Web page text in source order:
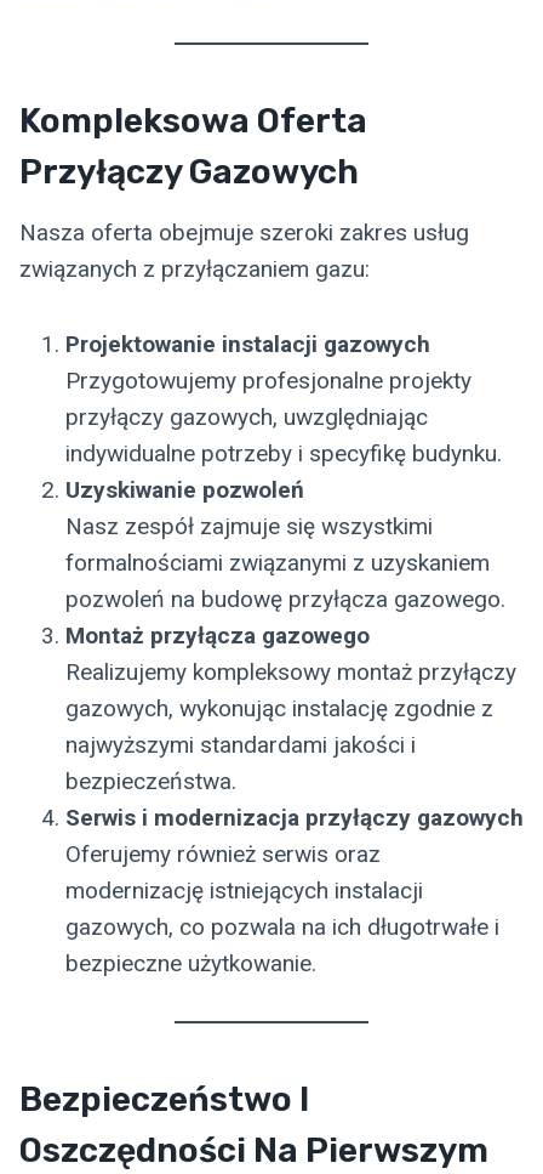
Kompleksowa Oferta
Przyłączy Gazowych
Nasza oferta obejmuje szeroki zakres usług
związanych z przyłączaniem gazu:
Projektowanie instalacji gazowych
Przygotowujemy profesjonalne projekty
przyłączy gazowych, uwzględniając
indywidualne potrzeby i specyfikę budynku.
Uzyskiwanie pozwoleń
Nasz zespół zajmuje się wszystkimi
formalnościami związanymi z uzyskaniem
pozwoleń na budowę przyłącza gazowego.
Montaż przyłącza gazowego
Realizujemy kompleksowy montaż przyłączy
gazowych, wykonując instalację zgodnie z
najwyższymi standardami jakości i
bezpieczeństwa.
Serwis i modernizacja przyłączy gazowych
Oferujemy również serwis oraz
modernizację istniejących instalacji
gazowych, co pozwala na ich długotrwałe i
bezpieczne użytkowanie.
Bezpieczeństwo I
Oszczędności Na Pierwszym